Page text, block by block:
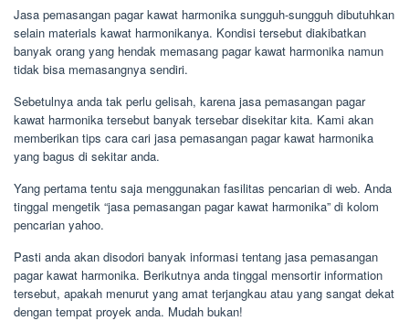
Jasa pemasangan pagar kawat harmonika sungguh-sungguh dibutuhkan
selain materials kawat harmonikanya. Kondisi tersebut diakibatkan
banyak orang yang hendak memasang pagar kawat harmonika namun
tidak bisa memasangnya sendiri.
Sebetulnya anda tak perlu gelisah, karena jasa pemasangan pagar
kawat harmonika tersebut banyak tersebar disekitar kita. Kami akan
memberikan tips cara cari jasa pemasangan pagar kawat harmonika
yang bagus di sekitar anda.
Yang pertama tentu saja menggunakan fasilitas pencarian di web. Anda
tinggal mengetik “jasa pemasangan pagar kawat harmonika” di kolom
pencarian yahoo.
Pasti anda akan disodori banyak informasi tentang jasa pemasangan
pagar kawat harmonika. Berikutnya anda tinggal mensortir information
tersebut, apakah menurut yang amat terjangkau atau yang sangat dekat
dengan tempat proyek anda. Mudah bukan!